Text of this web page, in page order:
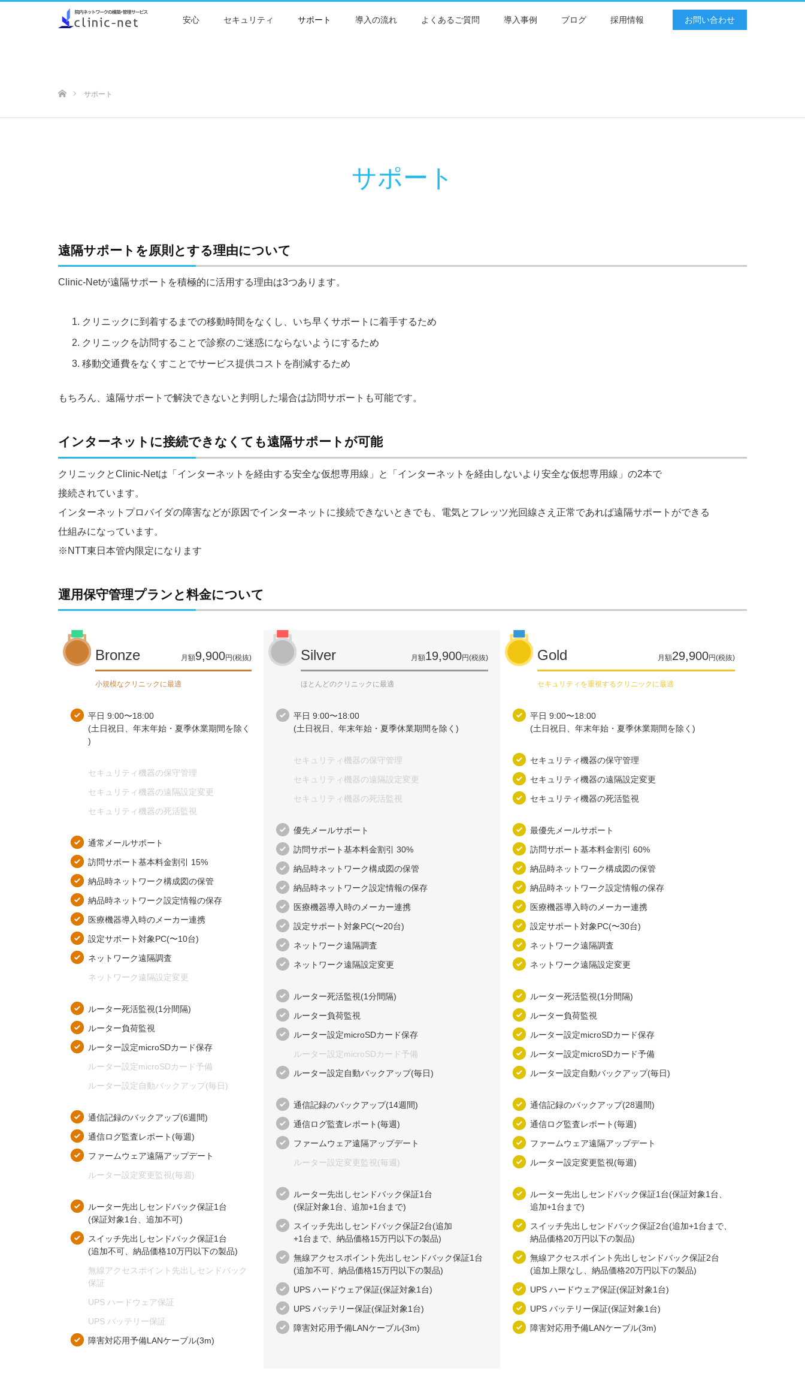
安心 セキュリティ サポート 導入の流れ よくあるご質問 導入事例 ブログ 採用情報 お問い合わせ
サポート
サポート
遠隔サポートを​原則と​する​理由に​ついて
Clinic-Netが​遠隔サポートを​積極的に​活用する​理由は​3つあります。
クリニックに​到着するまでの​移動時間を​なくし、​いち早く​サポートに​着手する​ため
クリニックを​訪問する​ことで​診察の​ご迷惑に​ならないように​する​ため
移動交通費を​なく​すことで​サービス提供コストを​削減する​ため
もちろん、​遠隔サポートで​解決できないと​判明した​場合は​訪問サポートも​可能です。
インターネットに​接続できなくても​遠隔サポートが​可能
クリニックと​Clinic-Netは​「インターネットを​経由する​安全な​仮想専用線」と​「インターネットを​経由しないより​安全な​仮想専用線」の​2本で​
接続されています。
インターネットプロバイダの​障害などが​原因で​インターネットに​接続できない​ときでも、​電気と​フレッツ光回線さえ​正常で​あれば​遠隔サポートが​できる​
仕組みに​なっています。
※NTT東日本管内限定に​なります
運用保守管理プランと​料金に​ついて
Bronze 月額9,900円(税抜)
小規模なクリニックに最適
平日 9:00〜18:00
(土日祝日、​年末年始・夏季休業期間を​除く​
)
セキュリティ機器の​保守管理
セキュリティ機器の​遠隔設定変更
セキュリティ機器の​死活監視
通常メールサポート
訪問サポート基本料金割引 15%
納品時ネットワーク構成図の​保管
納品時ネットワーク設定情報の​保存
医療機器導入時の​メーカー連携
設定サポート対象PC(〜10台)
ネットワーク遠隔調査
ネットワーク遠隔設定変更
ルーター死活監視(1分間隔)
ルーター負荷監視
ルーター設定microSDカード保存
ルーター設定microSDカード予備
ルーター設定自動バックアップ(毎日​)
通信記録の​バックアップ(6週間)
通信ログ監査レポート(毎週​)
ファームウェア遠隔アップデート
ルーター設定変更監視(毎週​)
ルーター先出しセンドバック保証1台
(保証対象1台、​追加不可)
スイッチ先出しセンドバック保証1台
(追加不可、​納品価格10万円以下の​製品)
無線アクセスポイント先出しセンドバック
保証
UPS ハードウェア保証
UPS バッテリー保証
障害対応用予備LANケーブル(3m)
Silver 月額19,900円(税抜)
ほとんどのクリニックに最適
平日 9:00〜18:00
(土日祝日、​年末年始・夏季休業期間を​除く​)
セキュリティ機器の​保守管理
セキュリティ機器の​遠隔設定変更
セキュリティ機器の​死活監視
優先メールサポート
訪問サポート基本料金割引 30%
納品時ネットワーク構成図の​保管
納品時ネットワーク設定情報の​保存
医療機器導入時の​メーカー連携
設定サポート対象PC(〜20台)
ネットワーク遠隔調査
ネットワーク遠隔設定変更
ルーター死活監視(1分間隔)
ルーター負荷監視
ルーター設定microSDカード保存
ルーター設定microSDカード予備
ルーター設定自動バックアップ(毎日​)
通信記録の​バックアップ(14週間)
通信ログ監査レポート(毎週​)
ファームウェア遠隔アップデート
ルーター設定変更監視(毎週)
ルーター先出しセンドバック保証1台
(保証対象1台、​追加+1台まで​)
スイッチ先出しセンドバック保証2台(追加
+1台まで、​納品価格15万円以下の​製品)
無線アクセスポイント先出しセンドバック保証1台
(追加不可、​納品価格15万円以下の​製品)
UPS ハードウェア保証(保証対象1台)
UPS バッテリー保証(保証対象1台)
障害対応用予備LANケーブル(3m)
Gold 月額29,900円(税抜)
セキュリティを重視するクリニックに最適
平日 9:00〜18:00
(土日祝日、​年末年始・夏季休業期間を​除く​)
セキュリティ機器の​保守管理
セキュリティ機器の​遠隔設定変更
セキュリティ機器の​死活監視
最優先メールサポート
訪問サポート基本料金割引 60%
納品時ネットワーク構成図の​保管
納品時ネットワーク設定情報の​保存
医療機器導入時の​メーカー連携
設定サポート対象PC(〜30台)
ネットワーク遠隔調査
ネットワーク遠隔設定変更
ルーター死活監視(1分間隔)
ルーター負荷監視
ルーター設定microSDカード保存
ルーター設定microSDカード予備
ルーター設定自動バックアップ(毎日​)
通信記録の​バックアップ(28週間)
通信ログ監査レポート(毎週​)
ファームウェア遠隔アップデート
ルーター設定変更監視(毎週​)
ルーター先出しセンドバック保証1台(保証対象1台、​
追加+1台まで​)
スイッチ先出しセンドバック保証2台(追加+1台まで、​
納品価格20万円以下の​製品)
無線アクセスポイント先出しセンドバック保証2台
(追加上限なし、​納品価格20万円以下の​製品)
UPS ハードウェア保証(保証対象1台)
UPS バッテリー保証(保証対象1台)
障害対応用予備LANケーブル(3m)